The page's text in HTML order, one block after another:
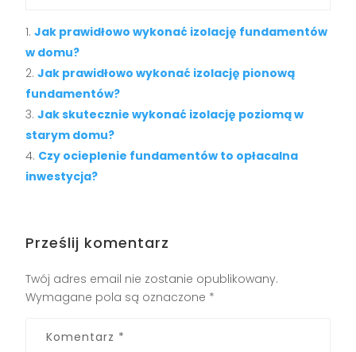
Jak prawidłowo wykonać izolację fundamentów
w domu?
Jak prawidłowo wykonać izolację pionową
fundamentów?
Jak skutecznie wykonać izolację poziomą w
starym domu?
Czy ocieplenie fundamentów to opłacalna
inwestycja?
Prześlij komentarz
Twój adres email nie zostanie opublikowany.
Wymagane pola są oznaczone *